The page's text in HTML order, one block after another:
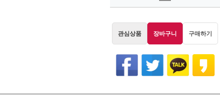
관심상품 장바구니 구매하기